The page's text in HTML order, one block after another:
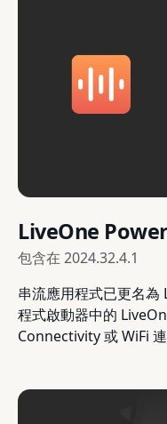
LiveOne
包含在 2024.32.4.1
串流應用程式已更名為
程式啟動器中的
Connectivity 或 WiFi 連